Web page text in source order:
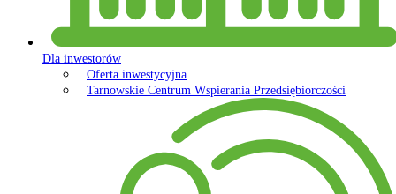
Dla inwestorów
Oferta inwestycyjna
Tarnowskie Centrum Wspierania Przedsiębiorczości